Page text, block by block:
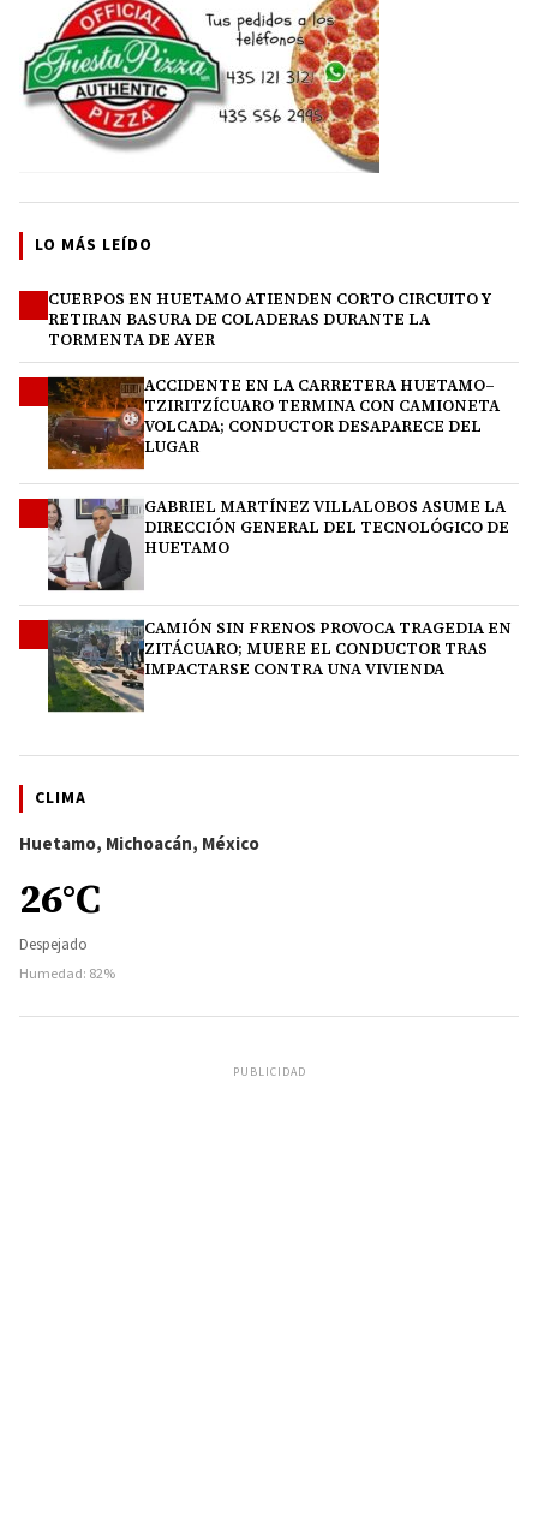
LO MÁS LEÍDO
CUERPOS EN HUETAMO ATIENDEN CORTO CIRCUITO Y
RETIRAN BASURA DE COLADERAS DURANTE LA
TORMENTA DE AYER
ACCIDENTE EN LA CARRETERA HUETAMO–
TZIRITZÍCUARO TERMINA CON CAMIONETA
VOLCADA; CONDUCTOR DESAPARECE DEL
LUGAR
GABRIEL MARTÍNEZ VILLALOBOS ASUME LA
DIRECCIÓN GENERAL DEL TECNOLÓGICO DE
HUETAMO
CAMIÓN SIN FRENOS PROVOCA TRAGEDIA EN
ZITÁCUARO; MUERE EL CONDUCTOR TRAS
IMPACTARSE CONTRA UNA VIVIENDA
CLIMA
Huetamo, Michoacán, México
26°C
Despejado
Humedad: 82%
PUBLICIDAD